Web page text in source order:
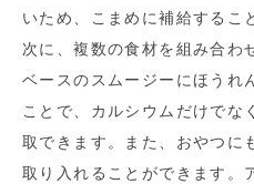
いため、こまめに補給するこ
次に、複数の食材を組み合わ
ベースのスムージーにほうれ
ことで、カルシウムだけでな
取できます。また、おやつに
取り入れることができます。